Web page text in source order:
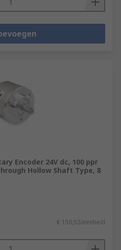
Encoder 24V dc, 100 ppr
Hollow Shaft Type, 8
€ 150,52/eenheid